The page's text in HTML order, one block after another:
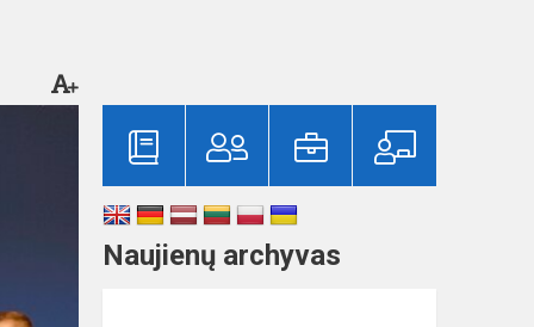
Naujienų archyvas